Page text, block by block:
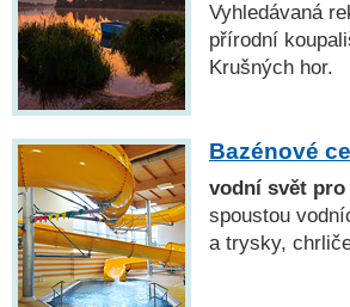
Vyhledávaná
přírodní
Krušných hor.
Bazénové
vodní svět
spoustou
a trysky,